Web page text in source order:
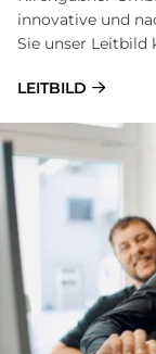
innovative und
Sie unser Leitbild
LEITBILD